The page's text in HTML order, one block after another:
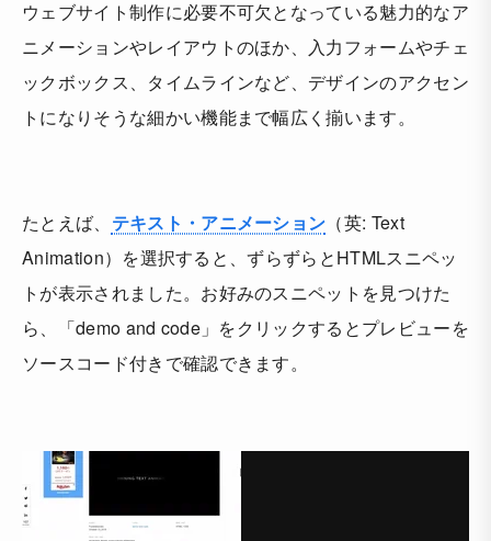
ウェブサイト制作に必要不可欠となっている魅力的なア
ニメーションやレイアウトのほか、入力フォームやチェ
ックボックス、タイムラインなど、デザインのアクセン
トになりそうな細かい機能まで幅広く揃います。
たとえば、 テキスト・アニメーション （英: Text
Animation）を選択すると、ずらずらとHTMLスニペッ
トが表示されました。お好みのスニペットを見つけた
ら、「demo and code」をクリックするとプレビューを
ソースコード付きで確認できます。